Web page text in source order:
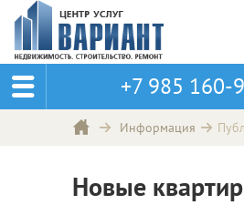
+7 985 160-
Информация
Новые